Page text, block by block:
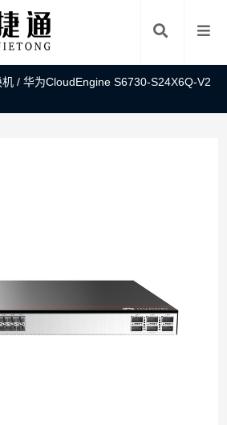
机 /华为CloudEngine S6730-S24X6Q-V2